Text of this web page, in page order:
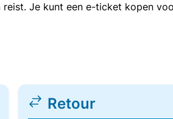
Je kunt een e-ticket kopen
Retour